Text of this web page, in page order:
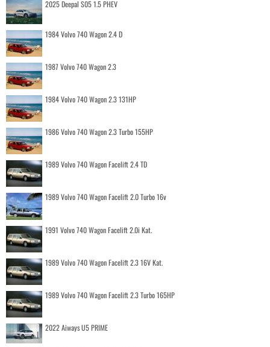
2025 Deepal S05 1.5 PHEV
1984 Volvo 740 Wagon 2.4 D
1987 Volvo 740 Wagon 2.3
1984 Volvo 740 Wagon 2.3 131HP
1986 Volvo 740 Wagon 2.3 Turbo 155HP
1989 Volvo 740 Wagon Facelift 2.4 TD
1989 Volvo 740 Wagon Facelift 2.0 Turbo 16v
1991 Volvo 740 Wagon Facelift 2.0i Kat.
1989 Volvo 740 Wagon Facelift 2.3 16V Kat.
1989 Volvo 740 Wagon Facelift 2.3 Turbo 165HP
2022 Aiways U5 PRIME